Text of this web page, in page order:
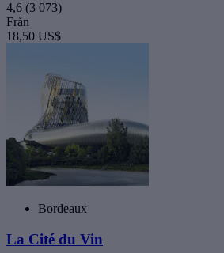
4,6 (3 073)
Från
18,50 US$
Bordeaux
La Cité du Vin